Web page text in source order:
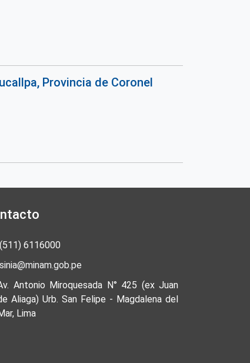
Provincia de Coronel
(511) 6116000
sinia@minam.gob.pe
Antonio Miroquesada N° 425 (ex Juan
Aliaga) Urb. San Felipe - Magdalena del
Lima